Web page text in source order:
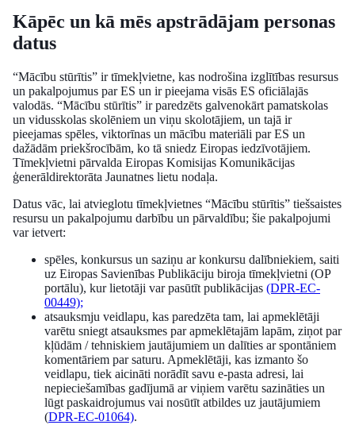
Kāpēc un kā mēs apstrādājam personas
datus
“Mācību stūrītis” ir tīmekļvietne, kas nodrošina izglītības resursus
un pakalpojumus par ES un ir pieejama visās ES oficiālajās
valodās. “Mācību stūrītis” ir paredzēts galvenokārt pamatskolas
un vidusskolas skolēniem un viņu skolotājiem, un tajā ir
pieejamas spēles, viktorīnas un mācību materiāli par ES un
dažādām priekšrocībām, ko tā sniedz Eiropas iedzīvotājiem.
Tīmekļvietni pārvalda Eiropas Komisijas Komunikācijas
ģenerāldirektorāta Jaunatnes lietu nodaļa.
Datus vāc, lai atvieglotu tīmekļvietnes “Mācību stūrītis” tiešsaistes
resursu un pakalpojumu darbību un pārvaldību; šie pakalpojumi
var ietvert:
spēles, konkursus un saziņu ar konkursu dalībniekiem, saiti
uz Eiropas Savienības Publikāciju biroja tīmekļvietni (OP
portālu), kur lietotāji var pasūtīt publikācijas (DPR-EC-
00449);
atsauksmju veidlapu, kas paredzēta tam, lai apmeklētāji
varētu sniegt atsauksmes par apmeklētajām lapām, ziņot par
kļūdām / tehniskiem jautājumiem un dalīties ar spontāniem
komentāriem par saturu. Apmeklētāji, kas izmanto šo
veidlapu, tiek aicināti norādīt savu e-pasta adresi, lai
nepieciešamības gadījumā ar viņiem varētu sazināties un
lūgt paskaidrojumus vai nosūtīt atbildes uz jautājumiem
(DPR-EC-01064).